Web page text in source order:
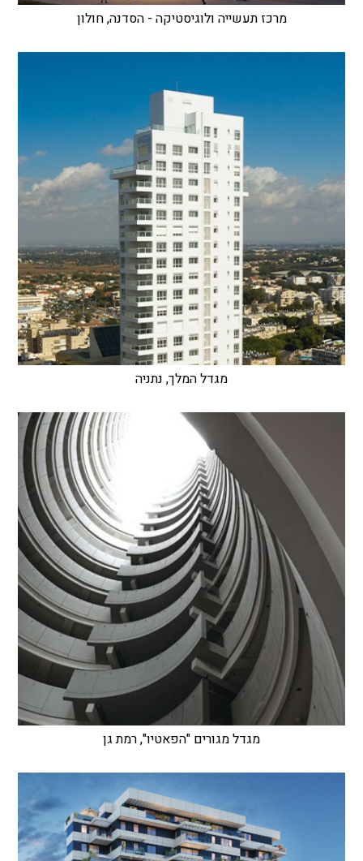
מרכז תעשייה ולוגיסטיקה - הסדנה, חולון
מגדל המלך, נתניה
מגדל מגורים "הפאטיו", רמת גן